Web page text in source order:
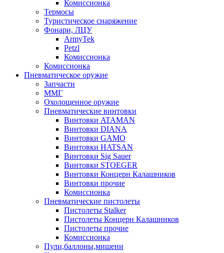
Комиссионка
Термосы
Туристическое снаряжение
Фонари, ЛЦУ
ArmyTek
Petzl
Комиссионка
Комиссионка
Пневматическое оружие
Запчасти
ММГ
Охолощенное оружие
Пневматические винтовки
Винтовки ATAMAN
Винтовки DIANA
Винтовки GAMO
Винтовки HATSAN
Винтовки Sig Sauer
Винтовки STOEGER
Винтовки Концерн Калашников
Винтовки прочие
Комиссионка
Пневматические пистолеты
Пистолеты Stalker
Пистолеты Концерн Калашников
Пистолеты прочие
Комиссионка
Пули,баллоны,мишени